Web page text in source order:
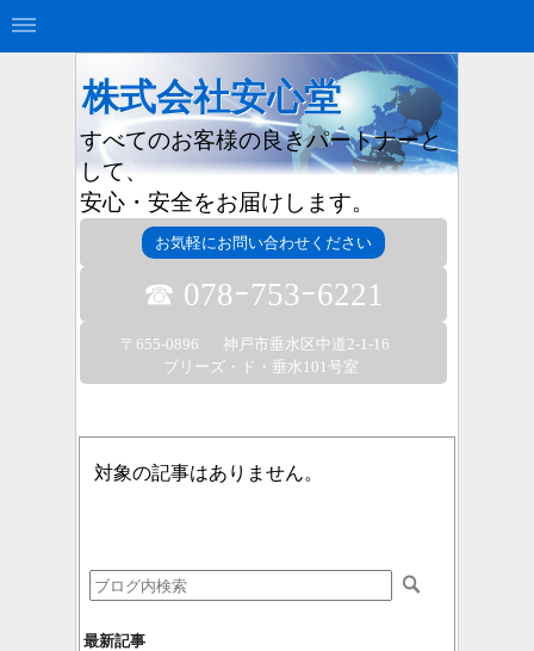
株式会社安心堂
すべてのお客様の良きパートナーと
して、
安心・安全をお届けします。
お気軽にお問い合わせください
☎ 078ｰ753ｰ6221
〒655-0896
神戸市垂水区中道2-1-16
ブリーズ・ド・垂水101号室
対象の記事はありません。
最新記事